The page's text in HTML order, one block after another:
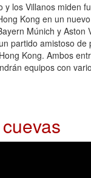
y los Villanos miden
Kong en un
Múnich y Aston
partido amistoso de
Kong. Ambos
equipos con